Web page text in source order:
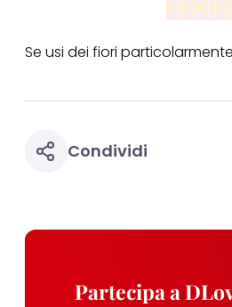
Se usi dei fiori
Condividi
Partecipa a